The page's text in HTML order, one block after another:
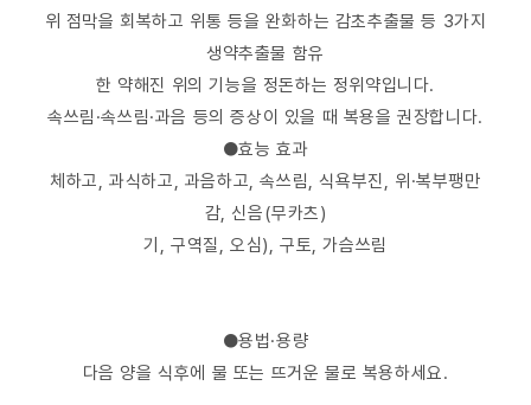
위 점막을 회복하고 위통 등을 완화하는 감초추출물 등 3가지
생약추출물 함유
한 약해진 위의 기능을 정돈하는 정위약입니다.
속쓰림·속쓰림·과음 등의 증상이 있을 때 복용을 권장합니다.
●효능 효과
체하고, 과식하고, 과음하고, 속쓰림, 식욕부진, 위·복부팽만
감, 신음(무카츠)
기, 구역질, 오심), 구토, 가슴쓰림
●용법·용량
다음 양을 식후에 물 또는 뜨거운 물로 복용하세요.